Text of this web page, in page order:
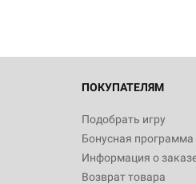
ПОКУПАТЕЛЯМ
Подобрать игру
Бонусная программа
Информация о
Возврат товара